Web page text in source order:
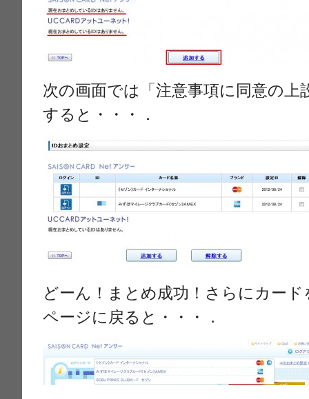
次の画面では「注意事項に同意の上
すると・・・．
どーん！まとめ成功！さらにカー
ページに戻ると・・・．